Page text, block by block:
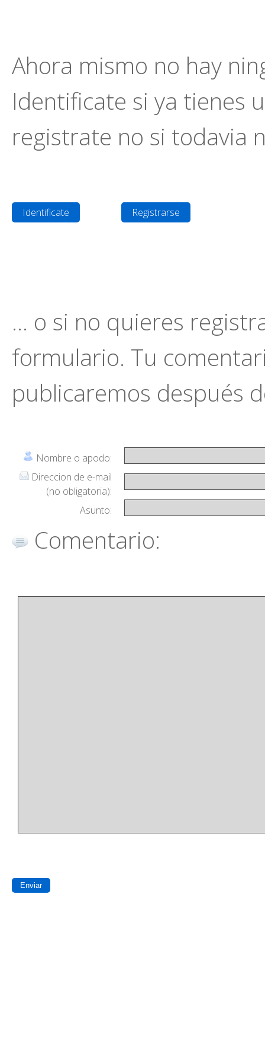
Ahora mismo no hay
Identificate si ya tienes
registrate no si todavia
Identificate Registrarse
... o si no quieres
formulario. Tu
publicaremos después
Nombre o apodo:
Direccion de e-mail
(no obligatoria):
Asunto:
Comentario: